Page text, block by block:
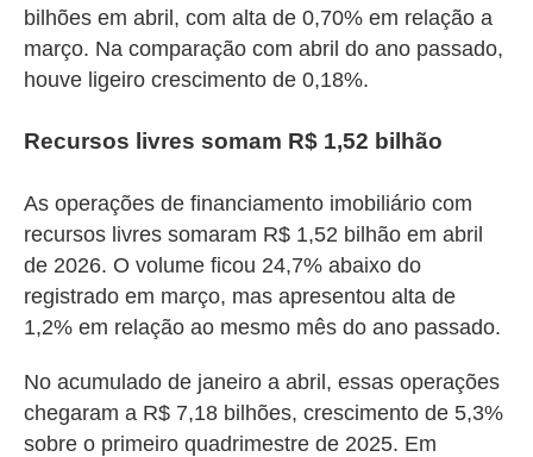
bilhões em abril, com alta de 0,70% em relação a
março. Na comparação com abril do ano passado,
houve ligeiro crescimento de 0,18%.
Recursos livres somam R$ 1,52 bilhão
As operações de financiamento imobiliário com
recursos livres somaram R$ 1,52 bilhão em abril
de 2026. O volume ficou 24,7% abaixo do
registrado em março, mas apresentou alta de
1,2% em relação ao mesmo mês do ano passado.
No acumulado de janeiro a abril, essas operações
chegaram a R$ 7,18 bilhões, crescimento de 5,3%
sobre o primeiro quadrimestre de 2025. Em